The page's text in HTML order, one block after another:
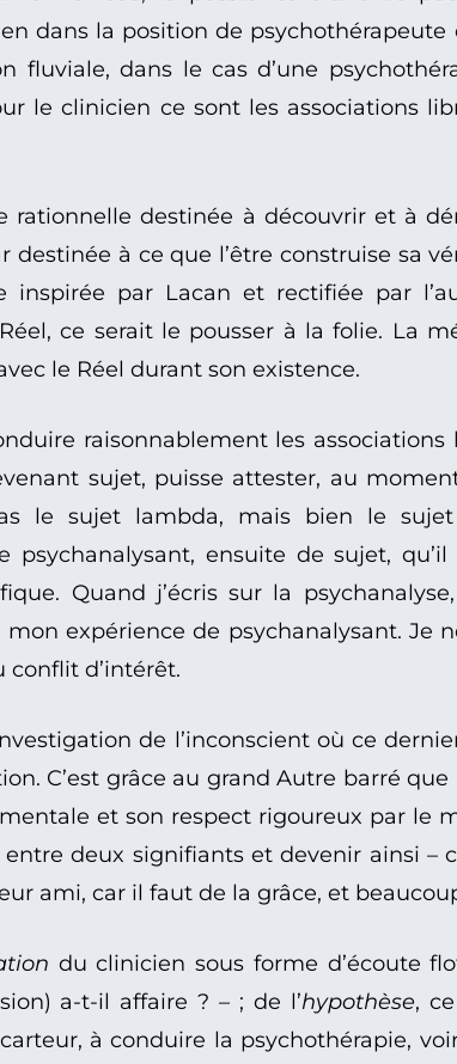
dans la position de
fluviale, dans le cas d’une
le clinicien ce sont les associations
destinée à découvrir et à
à ce que l’être construise sa
par Lacan et rectifiée par
ce serait le pousser à la folie. La
le Réel durant son existence.
raisonnablement les
sujet, puisse attester, au
le sujet lambda, mais bien le
psychanalysant, ensuite de sujet,
Quand j’écris sur la
expérience de psychanalysant. Je
conflit d’intérêt.
de l’inconscient où ce
C’est grâce au grand Autre barré
et son respect rigoureux par le
deux signifiants et devenir ainsi –
ami, car il faut de la grâce, et
du clinicien sous forme d’écoute
a-t-il affaire ? – ; de l’hypothèse,
à conduire la psychothérapie,